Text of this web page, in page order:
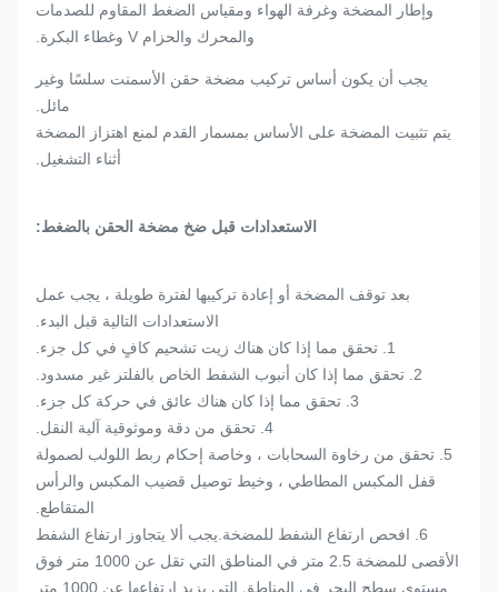
وإطار المضخة وغرفة الهواء ومقياس الضغط المقاوم للصدمات
والمحرك والحزام V وغطاء البكرة.
يجب أن يكون أساس تركيب مضخة حقن الأسمنت سلسًا وغير
يتم تثبيت المضخة على الأساس بمسمار القدم لمنع اهتزاز المضخة
أثناء التشغيل.
الاستعدادات قبل ضخ مضخة الحقن بالضغط:
بعد توقف المضخة أو إعادة تركيبها لفترة طويلة ، يجب عمل
الاستعدادات التالية قبل البدء.
5. تحقق من رخاوة السحابات ، وخاصة إحكام ربط اللولب لصمولة
قفل المكبس المطاطي ، وخيط توصيل قضيب المكبس والرأس
المتقاطع.
6. افحص ارتفاع الشفط للمضخة.يجب ألا يتجاوز ارتفاع الشفط
الأقصى للمضخة 2.5 متر في المناطق التي تقل عن 1000 متر فوق
مستوى سطح البحر.في المناطق التي يزيد ارتفاعها عن 1000 متر